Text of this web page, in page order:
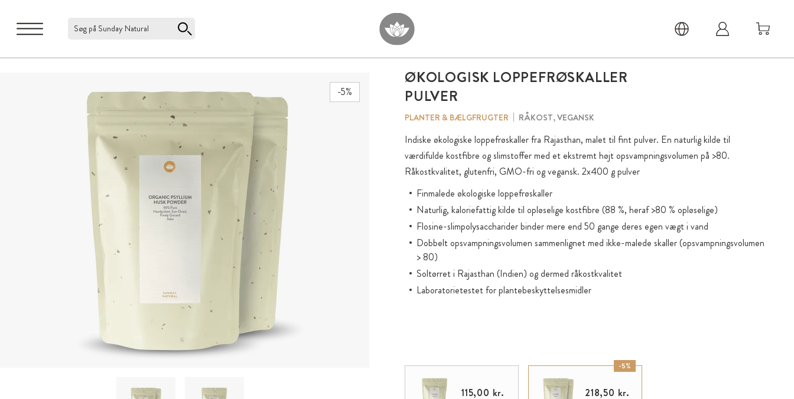
Søg på Sunday Natural
-5%
ØKOLOGISK LOPPEFRØSKALLER
PULVER
PLANTER & BÆLGFRUGTER RÅKOST, VEGANSK
Indiske økologiske loppefrøskaller fra Rajasthan, malet til fint pulver. En naturlig kilde til
værdifulde kostfibre og slimstoffer med et ekstremt højt opsvampningsvolumen på >80.
Råkostkvalitet, glutenfri, GMO-fri og vegansk. 2x400 g pulver
Finmalede økologiske loppefrøskaller
Naturlig, kaloriefattig kilde til opløselige kostfibre (88 %, heraf >80 % opløselige)
Flosine-slimpolysaccharider binder mere end 50 gange deres egen vægt i vand
Dobbelt opsvampningsvolumen sammenlignet med ikke-malede skaller (opsvampningsvolumen
> 80)
Soltørret i Rajasthan (Indien) og dermed råkostkvalitet
Laboratorietestet for plantebeskyttelsesmidler
115,00 kr.
-5%
218,50 kr.